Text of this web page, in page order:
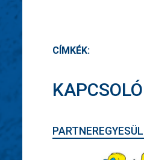
CÍMKÉK: